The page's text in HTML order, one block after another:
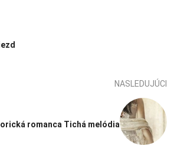
NASLEDUJÚCI
romanca Tichá melódia